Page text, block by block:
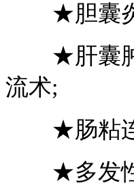
★胆囊炎
★肝囊肿
流术;
★肠粘连
★多发性